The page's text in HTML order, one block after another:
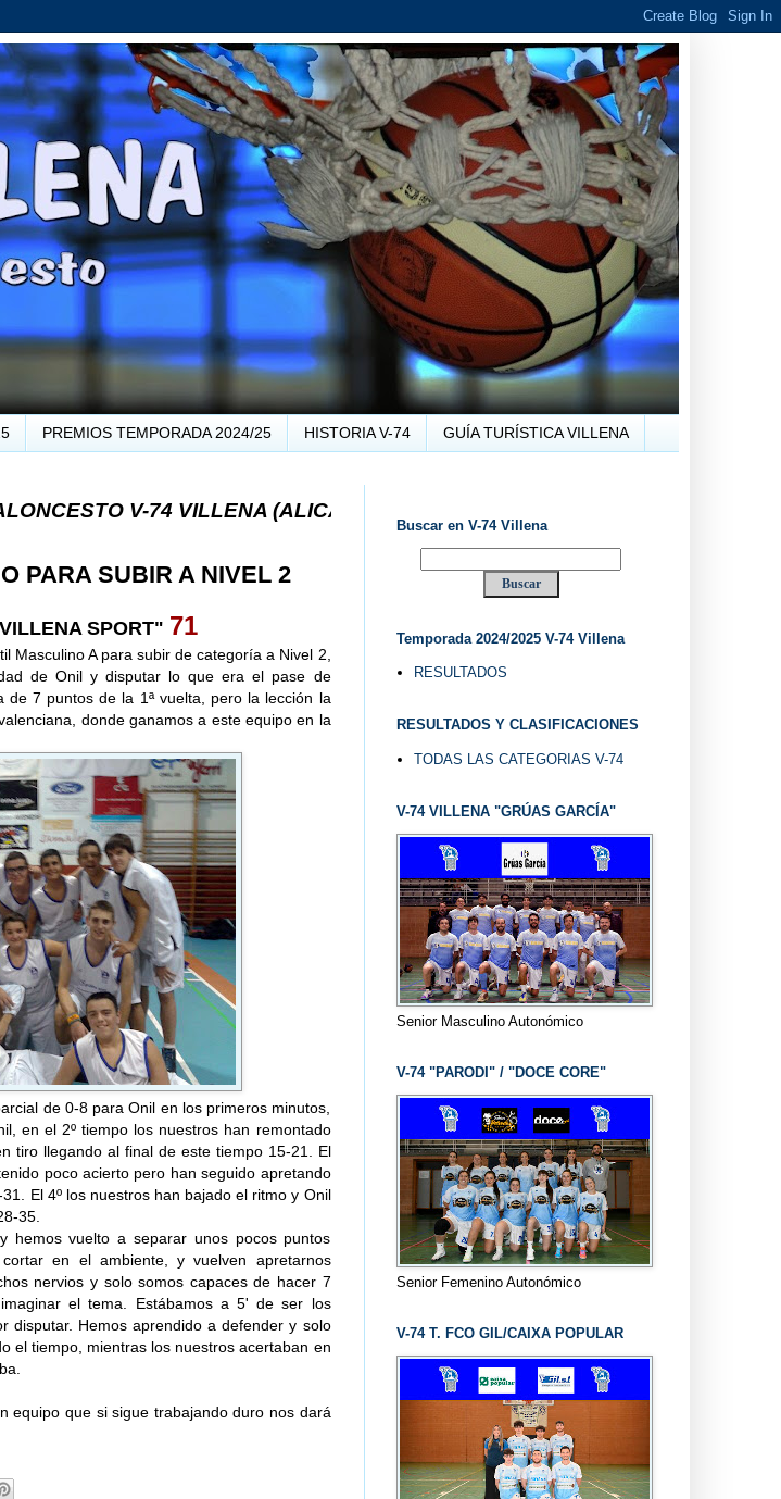
PREMIOS TEMPORADA 2024/25 HISTORIA V-74 GUÍA TURÍSTICA VILLENA
V-74 VILLENA (ALICANTE) ... V-74 VILLENA DESDE 1.974 ... EL "UVE" ...
PARA SUBIR A NIVEL 2
SPORT" 71
Masculino A para subir de categoría a Nivel 2,
de Onil y disputar lo que era el pase de
7 puntos de la 1ª vuelta, pero la lección la
donde ganamos a este equipo en la
de 0-8 para Onil en los primeros minutos,
en el 2º tiempo los nuestros han remontado
tiro llegando al final de este tiempo 15-21. El
poco acierto pero han seguido apretando
El 4º los nuestros han bajado el ritmo y Onil
35.
hemos vuelto a separar unos pocos puntos
en el ambiente, y vuelven apretarnos
nervios y solo somos capaces de hacer 7
el tema. Estábamos a 5' de ser los
disputar. Hemos aprendido a defender y solo
el tiempo, mientras los nuestros acertaban en
equipo que si sigue trabajando duro nos dará
Buscar en V-74 Villena
Temporada 2024/2025 V-74 Villena
RESULTADOS
RESULTADOS Y CLASIFICACIONES
TODAS LAS CATEGORIAS V-74
V-74 VILLENA "GRÚAS GARCÍA"
Senior Masculino Autonómico
V-74 "PARODI" / "DOCE CORE"
Senior Femenino Autonómico
V-74 T. FCO GIL/CAIXA POPULAR